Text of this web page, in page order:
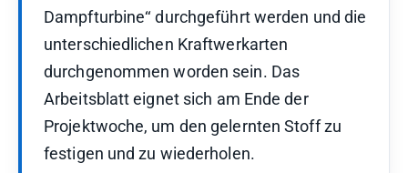
Dampfturbine‘‘ durchgeführt werden und die
unterschiedlichen Kraftwerkarten
durchgenommen worden sein. Das
Arbeitsblatt eignet sich am Ende der
Projektwoche, um den gelernten Stoff zu
festigen und zu wiederholen.